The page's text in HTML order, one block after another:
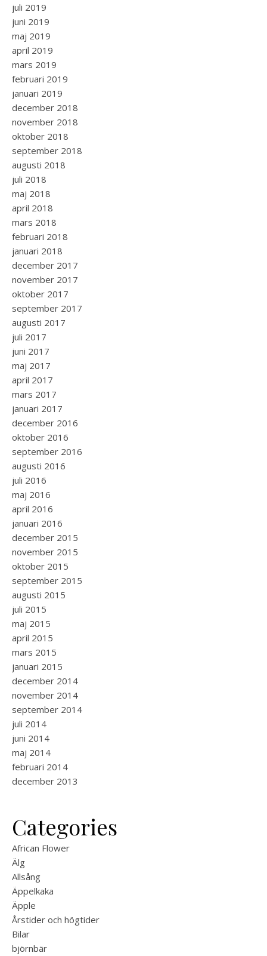
juli 2019
juni 2019
maj 2019
april 2019
mars 2019
februari 2019
januari 2019
december 2018
november 2018
oktober 2018
september 2018
augusti 2018
juli 2018
maj 2018
april 2018
mars 2018
februari 2018
januari 2018
december 2017
november 2017
oktober 2017
september 2017
augusti 2017
juli 2017
juni 2017
maj 2017
april 2017
mars 2017
januari 2017
december 2016
oktober 2016
september 2016
augusti 2016
juli 2016
maj 2016
april 2016
januari 2016
december 2015
november 2015
oktober 2015
september 2015
augusti 2015
juli 2015
maj 2015
april 2015
mars 2015
januari 2015
december 2014
november 2014
september 2014
juli 2014
juni 2014
maj 2014
februari 2014
december 2013
Categories
African Flower
Älg
Allsång
Äppelkaka
Äpple
Årstider och högtider
Bilar
björnbär